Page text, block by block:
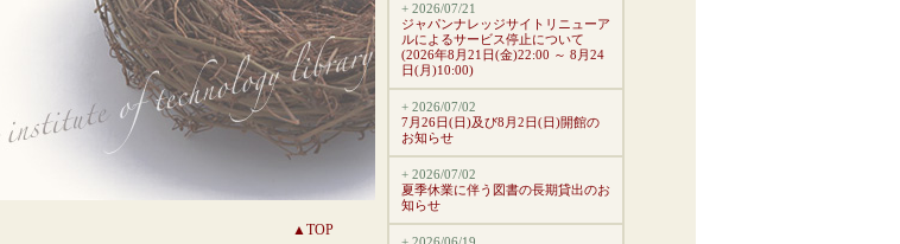
▲TOP
+ 2026/07/21
ジャパンナレッジサイトリニューア
ルによるサービス停止について
(2026年8月21日(金)22:00 ～ 8月24
日(月)10:00)
+ 2026/07/02
7月26日(日)及び8月2日(日)開館の
お知らせ
+ 2026/07/02
夏季休業に伴う図書の長期貸出のお
知らせ